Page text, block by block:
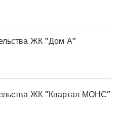
ЖК "Дом А"
ЖК "Квартал МОНС"